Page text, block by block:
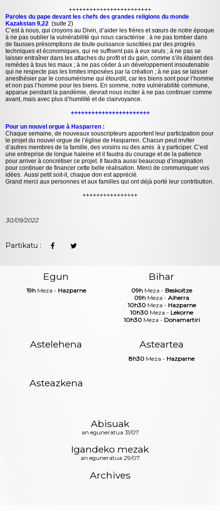
++++++++++++++++++++++++
Paroles du pape devant les chefs des grandes religions du monde
Kazakstan 9,22(suite 2)
C’est à nous, qui croyons au Divin, d’aider les frères et sœurs de notre époque
à ne pas oublier la vulnérabilité qui nous caractérise : à ne pas tomber dans
de fausses présomptions de toute-puissance suscitées par des progrès
techniques et économiques, qui ne suffisent pas à eux seuls ; à ne pas se
laisser entraîner dans les attaches du profit et du gain, comme s’ils étaient des
remèdes à tous les maux ; à ne pas céder à un développement insoutenable
qui ne respecte pas les limites imposées par la création ; à ne pas se laisser
anesthésier par le consumérisme qui étourdit, car les biens sont pour l’homme
et non pas l’homme pour les biens. En somme, notre vulnérabilité commune,
apparue pendant la pandémie, devrait nous inciter à ne pas continuer comme
avant, mais avec plus d’humilité et de clairvoyance.
+++++++++++++++++++++++
Pour un nouvel orgue à Hasparren :
Chaque semaine, de nouveaux souscripteurs apportent leur participation pour
le projet du nouvel orgue de l’église de Hasparren. Chacun peut inviter
d’autres membres de la famille, des voisins ou des amis à y participer. C’est
une entreprise de longue haleine et il faudra du courage et de la patience
pour arriver à concrétiser ce projet. Il faudra aussi beaucoup d’imagination
pour continuer de financer cette belle réalisation. Merci de communiquer vos
idées. Aussi petit soit-il, chaque don est apprécié.
Grand merci aux personnes et aux familles qui ont déjà porté leur contribution.
++++++++++++++++
30/09/2022
Partikatu :
Egun
19hMeza - Hazparne
Bihar
09h Meza - Beskoitze
09h Meza -Aiherra
10h30Meza - Hazparne
10h30 Meza - Lekorne
10h30Meza - Donamartiri
Astelehena Asteartea
8h30 Meza - Hazparne
Asteazkena
Abisuak
an eguneratua 31/07
Igandeko mezak
an eguneratua 29/07
Archives